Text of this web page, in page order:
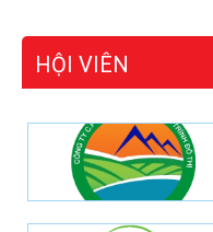
HỘI VIÊN